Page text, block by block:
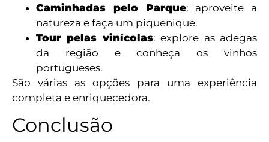
Caminhadas pelo Parque: aproveite a
natureza e faça um piquenique.
Tour pelas vinícolas: explore as adegas
da região e conheça os vinhos
portugueses.
São várias as opções para uma experiência
completa e enriquecedora.
Conclusão